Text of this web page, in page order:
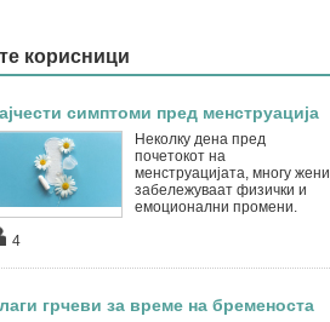
корисници
симптоми пред менструација
Неколку дена пред
почетокот на
менструацијата, многу жени
забележуваат физички и
емоционални промени.
4
грчеви за време на бременоста